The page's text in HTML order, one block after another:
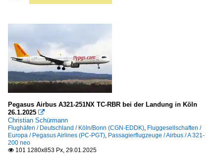
Pegasus Airbus A321-251NX TC-RBR bei der Landung in Köln
26.1.2025 
Christian Schürmann
Flughäfen / Deutschland / Köln/Bonn (CGN-EDDK), Fluggesellschaften /
Europa / Pegasus Airlines (PC-PGT), Passagierflugzeuge / Airbus / A 321-
200 neo
 101 1280x853 Px, 29.01.2025